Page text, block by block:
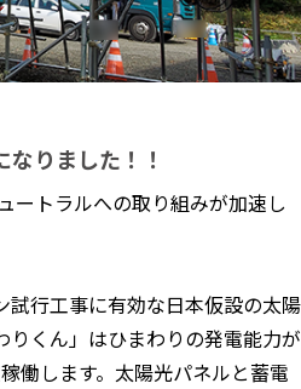
りました！！
ートラルへの取り組みが加速し
試行工事に有効な日本仮設の太陽
りくん」はひまわりの発電能力が
働します。太陽光パネルと蓄電